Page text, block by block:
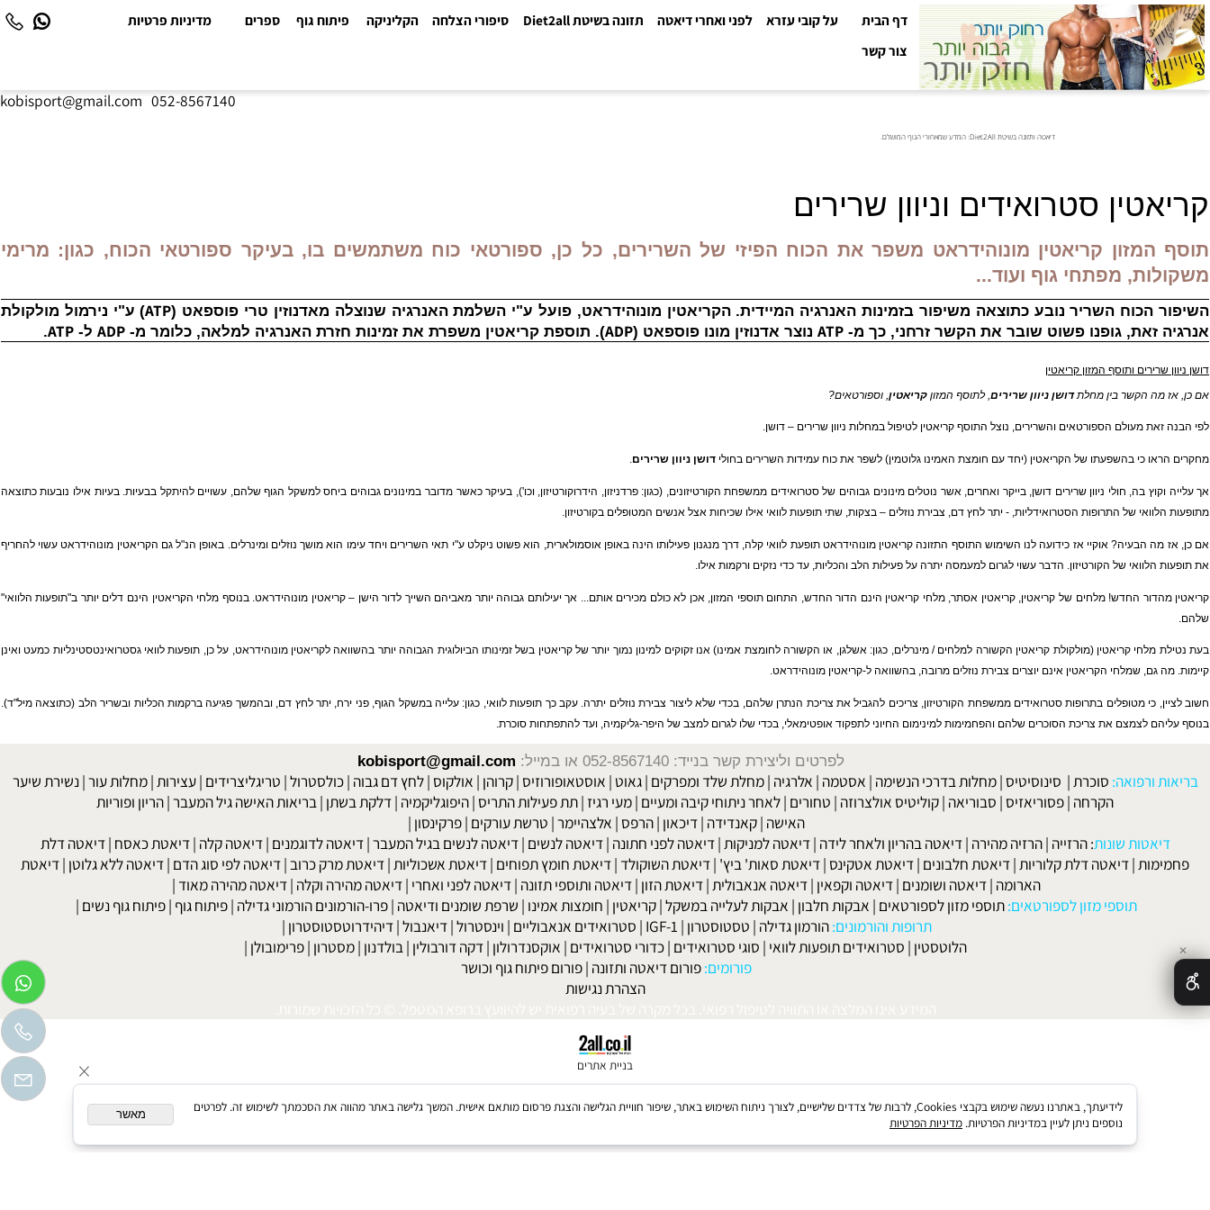
דף הבית על קובי עזרא לפני ואחרי דיאטה תזונה בשיטת Diet2all סיפורי הצלחה הקליניקה פיתוח גוף ספרים מדיניות פרטיות
צור קשר
kobisport@gmail.com |052-8567140
דיאטה ותזונה בשיטת Diet2All: המדע שמאחורי הגוף המושלם.
סטרואידים וניוון שרירים
קריאטין מונוהידראט משפר את הכוח הפיזי של השרירים, כל כן, ספורטאי כוח משתמשים בו, בעיקר ספורטאי הכוח, כגון: מרימי
מפתחי גוף ועוד...
הכוח השריר נובע כתוצאה משיפור בזמינות האנרגיה המיידית. הקריאטין מונוהידראט, פועל ע"י השלמת האנרגיה שנוצלה מאדנוזין טרי פוספאט (ATP) ע"י נירמול מולקולת
זאת, גופנו פשוט שובר את הקשר זרחני, כך מ-ATPנוצר אדנוזין מונו פוספאט (ADP). תוספת קריאטין משפרת את זמינות חזרת האנרגיה למלאה, כלומר מ-ADPל-ATP
.
בה, חולי ניוון שרירים דושן, בייקר ואחרים, אשר נוטלים מינונים גבוהים של סטרואידים ממשפחת הקורטיזונים, (כגון: פרדניזון, הידרוקורטיזון, וכו'), בעיקר כאשר מדובר במינונים גבוהים ביחס למשקל הגוף שלהם, עשויים להיתקל בבעיות. בעיות אילו נובעות כתוצאה
הבעיה? אוקיי אז כידועה לנו השימוש התוסף התזונה קריאטין מונוהידראט תופעת לוואי קלה, דרך מנגנון פעילותו הינה באופן אוסמולארית, הוא פשוט ניקלט ע"י תאי השרירים ויחד עימו הוא מושך נוזלים ומינרלים. באופן הנ"ל גם הקריאטין מונוהידראט עשוי להחריף
החדש! מלחים של קריאטין, קריאטין אסתר, מלחי קריאטין הינם הדור החדש, התחום תוספי המזון, אכן לא כולם מכירים אותם... אך יעילותם גבוהה יותר מאביהם השייך לדור הישן –
קריאטין (מולקולת קריאטין הקשורה למלחים / מינרלים, כגון: אשלגן, או הקשורה לחומצת אמינו) אנו זקוקים למינון נמוך יותר של קריאטין בשל זמינותו הביולוגית הגבוהה יותר בהשוואה לקריאטין מונוהידראט, על כן, תופעות לוואי גסטרואינטסטינליות כמעט ואינן
גם, שמלחי הקריאטין אינם יוצרים צבירת נוזלים מרובה, בהשוואה ל-קריאטין מונוהידראט .
כי מטופלים בתרופות ממשפחת הקורטיזון, צריכים להגביל את צריכת הנתרן שלהם, בכדי שלא ליצור צבירת נוזלים יתרה. עקב כך תופעות לוואי, כגון: עלייה במשקל הגוף, פני ירח, יתר לחץ דם, ובהמשך פגיעה ברקמות הכליות ובשריר הלב (כתוצאה מיל"ד).
לצמצם את צריכת הסוכרים שלהם והפחמימות למינימום החיוני לתפקוד אופטימאלי, בכדי שלו לגרום למצב של היפר-גליקמיה, ועד להתפתחות סוכרת.
לפרטים וליצירת קשר בנייד: 052-8567140 או במייל:kobisport@gmail.com
|סינוסיטיס| מחלות בדרכי הנשימה|אסטמה|אלרגיה |מחלת שלד ומפרקים |גאוט |אוסטאופורוזיס|קרוהן| אולקוס|לחץ דם גבוה|כולסטרול |טריגליצרידים|עצירות|מחלות עור
הקרחה|פסוריאזיס|סבוריאה|קוליטיס אולצרוזה|טחורים|לאחר ניתוחי קיבה ומעיים| מעי רגיז |תת פעילות התריס|היפוגליקמיה|דלקת בשתן|בריאות האישה גיל המעבר|הריון ופוריות
האישה|קאנדידה|דיכאון|הרפס|אלצהיימר|טרשת עורקים|פרקינסון|
שונות : הרזייה הרזיה מהירה|דיאטה בהריון ולאחר לידה |דיאטה למניקות|דיאטה לפני חתונה|דיאטה לנשים|דיאטה לנשים בגיל המעבר|דיאטה לדוגמנים|דיאטה קלה|דיאטת כאסח
דיאטה דלת
דיאטה דלת קלוריות|דיאטת חלבונים|דיאטת אטקינס|דיאטת סאות' ביץ' |דיאטת השוקולד|דיאטת חומץ תפוחים|דיאטת אשכוליות|דיאטת מרק כרוב|דיאטה לפי סוג הדם|דיאטה ללא גלוטן
הארומה
דיאטה ושומנים |דיאטה וקפאין|דיאטה אנאבולית|דיאטת הזון |דיאטה ותוספי תזונה|דיאטה לפני ואחרי|דיאטה מהירה וקלה|דיאטה מהירה מאוד |
תוספי מזון לספורטאים: תוספי מזון לספורטאים| אבקות חלבון|אבקות לעלייה במשקל|קריאטין|חומצות אמינו|שרפת שומנים ודיאטה| פרו-הורמונים הורמוני גדילה|
תרופות והורמונים:
טסטוסטרון|
IGF-1
|סטרואידים אנאבוליים|וינסטרול|דיאנבול דיהידרוטסטוסטרון
כדורי סטרואידים|אוקסנדרולון
המידע אינו המלצה או התוויה לטיפול רפואי. בכל מקרה של בעיה רפואית יש להיוועץ ברופא המטפל. © כל הזכויות שמורות.
בניית אתרים
לידיעתך, באתרנו נעשה שימוש בקבצי Cookies, לרבות של צדדים שלישיים, לצורך ניתוח השימוש באתר, שיפור חוויית הגלישה והצגת פרסום מותאם אישית. המשך גלישה באתר מהווה את הסכמתך לשימוש זה. לפרטים